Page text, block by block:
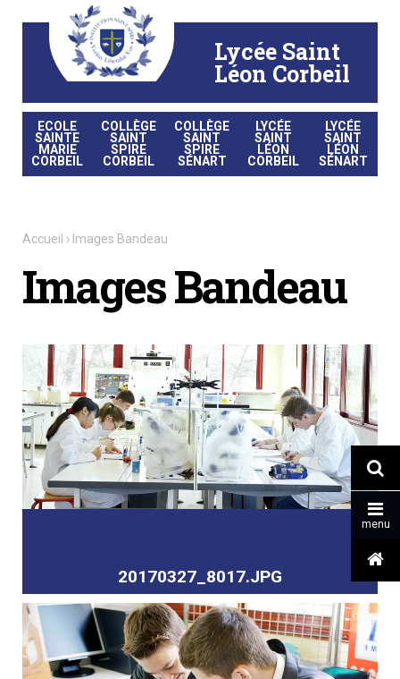
contenu.
Lycée Saint
Léon Corbeil
ECOLE
SAINTE
MARIE
CORBEIL
COLLÈGE
SAINT
SPIRE
CORBEIL
COLLÈGE
SAINT
SPIRE
SÉNART
LYCÉE
SAINT
LÉON
CORBEIL
LYCÉE
SAINT
LÉON
SÉNART


menu

Accueil › Images Bandeau
Images Bandeau
20170327_8017.JPG